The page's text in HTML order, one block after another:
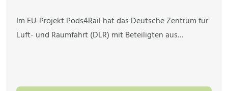
Im EU-Projekt Pods4Rail hat das Deutsche Zentrum für
Luft- und Raumfahrt (DLR) mit Beteiligten aus…